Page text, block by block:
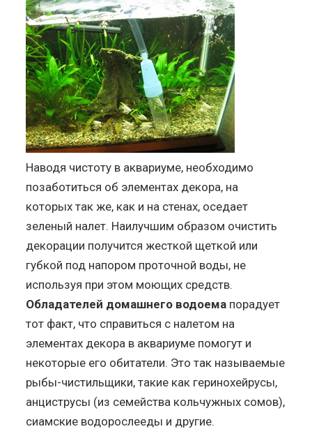
Наводя чистоту в аквариуме, необходимо
позаботиться об элементах декора, на
которых так же, как и на стенах, оседает
зеленый налет. Наилучшим образом очистить
декорации получится жесткой щеткой или
губкой под напором проточной воды, не
используя при этом моющих средств.
Обладателей домашнего водоема порадует
тот факт, что справиться с налетом на
элементах декора в аквариуме помогут и
некоторые его обитатели. Это так называемые
рыбы-чистильщики, такие как геринохейрусы,
анциструсы (из семейства кольчужных сомов),
сиамские водорослееды и другие.